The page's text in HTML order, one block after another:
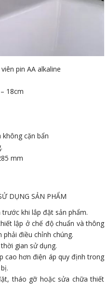
pin AA alkaline
18cm
cặn bẩn
mm
DỤNG SẢN PHẨM
khi lắp đặt sản phẩm.
lập ở chế độ chuẩn và thông
điều chỉnh chúng.
gian sử dụng.
cao hơn điện áp quy định trong
tháo gỡ hoặc sửa chữa thiết